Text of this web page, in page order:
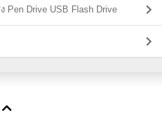
Drive USB Flash Drive